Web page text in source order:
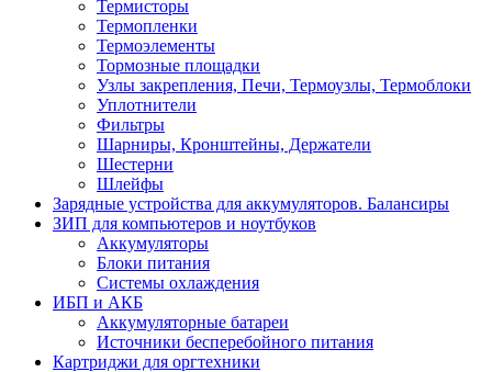
Термисторы
Термопленки
Термоэлементы
Тормозные площадки
Узлы закрепления, Печи, Термоузлы, Термоблоки
Уплотнители
Фильтры
Шарниры, Кронштейны, Держатели
Шестерни
Шлейфы
Зарядные устройства для аккумуляторов. Балансиры
ЗИП для компьютеров и ноутбуков
Аккумуляторы
Блоки питания
Системы охлаждения
ИБП и АКБ
Аккумуляторные батареи
Источники бесперебойного питания
Картриджи для оргтехники